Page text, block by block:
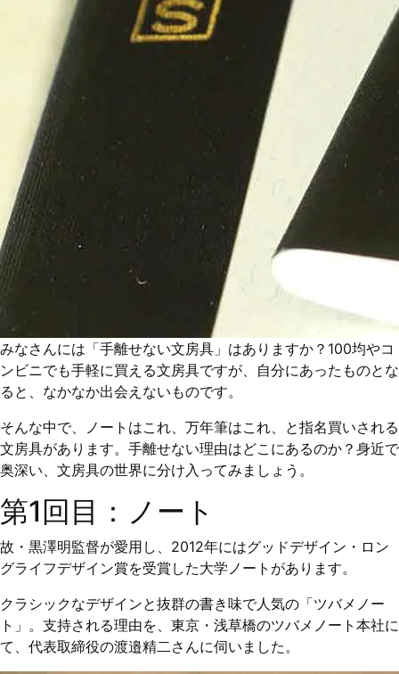
みなさんには「手離せない文房具」はありますか？100均やコ
ンビニでも手軽に買える文房具ですが、自分にあったものとな
ると、なかなか出会えないものです。
そんな中で、ノートはこれ、万年筆はこれ、と指名買いされる
文房具があります。手離せない理由はどこにあるのか？身近で
奥深い、文房具の世界に分け入ってみましょう。
第1回目：ノート
故・黒澤明監督が愛用し、2012年にはグッドデザイン・ロン
グライフデザイン賞を受賞した大学ノートがあります。
クラシックなデザインと抜群の書き味で人気の「ツバメノー
ト」。支持される理由を、東京・浅草橋のツバメノート本社に
て、代表取締役の渡邉精二さんに伺いました。